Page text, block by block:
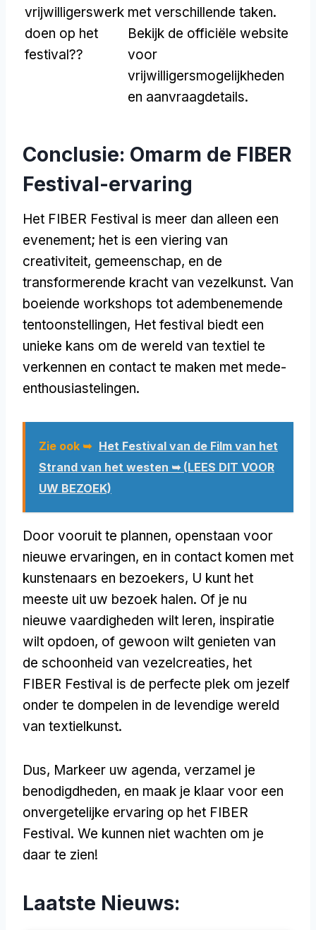
vrijwilligerswerk
doen op het
festival??
met verschillende taken.
Bekijk de officiële website
voor
vrijwilligersmogelijkheden
en aanvraagdetails.
Conclusie: Omarm de FIBER
Festival-ervaring
Het FIBER Festival is meer dan alleen een
evenement; het is een viering van
creativiteit, gemeenschap, en de
transformerende kracht van vezelkunst. Van
boeiende workshops tot adembenemende
tentoonstellingen, Het festival biedt een
unieke kans om de wereld van textiel te
verkennen en contact te maken met mede-
enthousiastelingen.
Zie ook ➥ Het Festival van de Film van het
Strand van het westen ➥ (LEES DIT VOOR
UW BEZOEK)
Door vooruit te plannen, openstaan voor
nieuwe ervaringen, en in contact komen met
kunstenaars en bezoekers, U kunt het
meeste uit uw bezoek halen. Of je nu
nieuwe vaardigheden wilt leren, inspiratie
wilt opdoen, of gewoon wilt genieten van
de schoonheid van vezelcreaties, het
FIBER Festival is de perfecte plek om jezelf
onder te dompelen in de levendige wereld
van textielkunst.
Dus, Markeer uw agenda, verzamel je
benodigdheden, en maak je klaar voor een
onvergetelijke ervaring op het FIBER
Festival. We kunnen niet wachten om je
daar te zien!
Laatste Nieuws: